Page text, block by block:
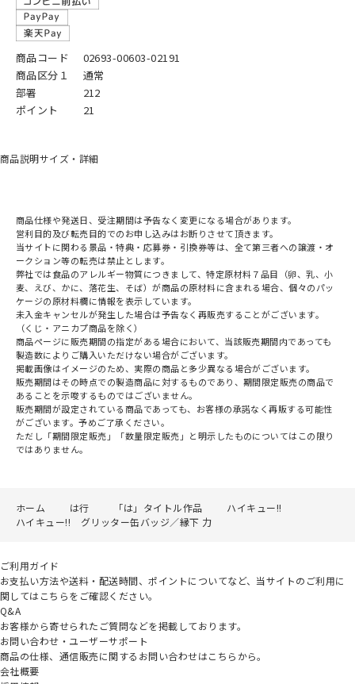
商品コード
02693-00603-02191
商品区分１
通常
部署
212
ポイント
21
商品説明サイズ・詳細
商品仕様や発送日、受注期間は予告なく変更になる場合があります。
営利目的及び転売目的でのお申し込みはお断りさせて頂きます。
当サイトに関わる景品・特典・応募券・引換券等は、全て第三者への譲渡・オ
ークション等の転売は禁止とします。
弊社では食品のアレルギー物質につきまして、特定原材料７品目（卵、乳、小
麦、えび、かに、落花生、そば）が商品の原材料に含まれる場合、個々のパッ
ケージの原材料欄に情報を表示しています。
未入金キャンセルが発生した場合は予告なく再販売することがございます。
（くじ・アニカプ商品を除く）
商品ページに販売期間の指定がある場合において、当該販売期間内であっても
製造数によりご購入いただけない場合がございます。
掲載画像はイメージのため、実際の商品と多少異なる場合がございます。
販売期間はその時点での製造商品に対するものであり、期間限定販売の商品で
あることを示唆するものではございません。
販売期間が設定されている商品であっても、お客様の承諾なく再販する可能性
がございます。予めご了承ください。
ただし「期間限定販売」「数量限定販売」と明示したものについてはこの限り
ではありません。
ホーム は行 「は」タイトル作品
ハイキュー!!
ハイキュー!! グリッター缶バッジ／縁下 力
ご利用ガイド
お支払い方法や送料・配送時間、ポイントについてなど、当サイトのご利用に
関してはこちらをご確認ください。
Q&A
お客様から寄せられたご質問などを掲載しております。
お問い合わせ・ユーザーサポート
商品の仕様、通信販売に関するお問い合わせはこちらから。
会社概要